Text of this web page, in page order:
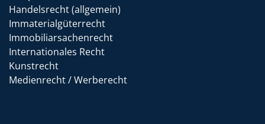
Handelsrecht (allgemein)
Immaterialgüterrecht
Immobiliarsachenrecht
Internationales Recht
Kunstrecht
Medienrecht / Werberecht